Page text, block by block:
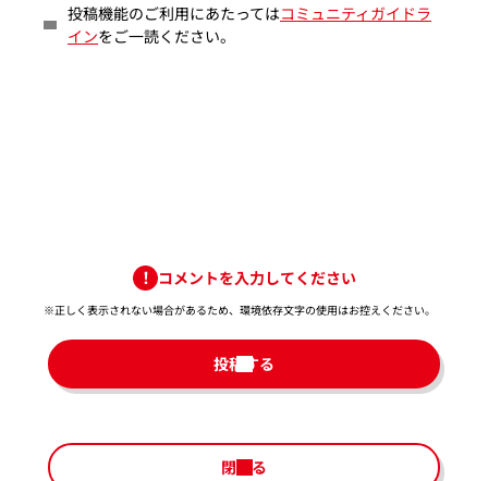
投稿機能のご利用にあたってはコミュニティガイドラ
インをご一読ください。
コメントを入力してください
※正しく表示されない場合があるため、環境依存文字の使用はお控えください。​
投稿する
閉じる